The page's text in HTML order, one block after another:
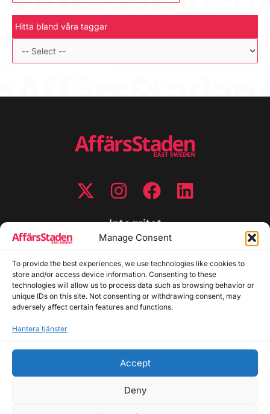
Manage Consent
To provide the best experiences, we use technologies like cookies to
store and/or access device information. Consenting to these
technologies will allow us to process data such as browsing behavior or
unique IDs on this site. Not consenting or withdrawing consent, may
adversely affect certain features and functions.
Hantera tjänster
Accept
Deny
Hitta bland våra taggar
Integritet
Cookiepolicy
Disclaimer
Redaktionell policy
Utgivarinformation
Allmänna frågor: info@affarsstaden.se | Tipsa
annons@affarsstaden.se